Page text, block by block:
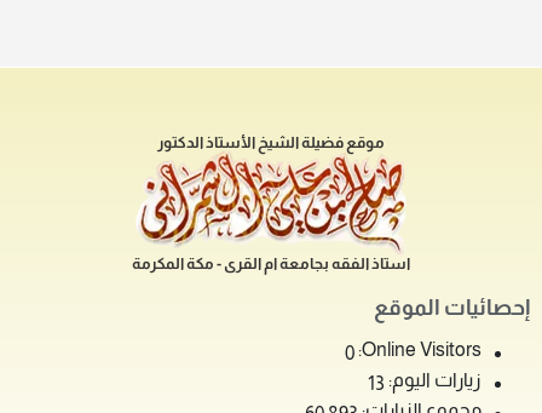
موقع فضيلة الشيخ الأستاذ الدكتور
استاذ الفقه بجامعة ام القرى - مكة المكرمة
إحصائيات الموقع
Online Visitors:
0
زيارات اليوم: 13